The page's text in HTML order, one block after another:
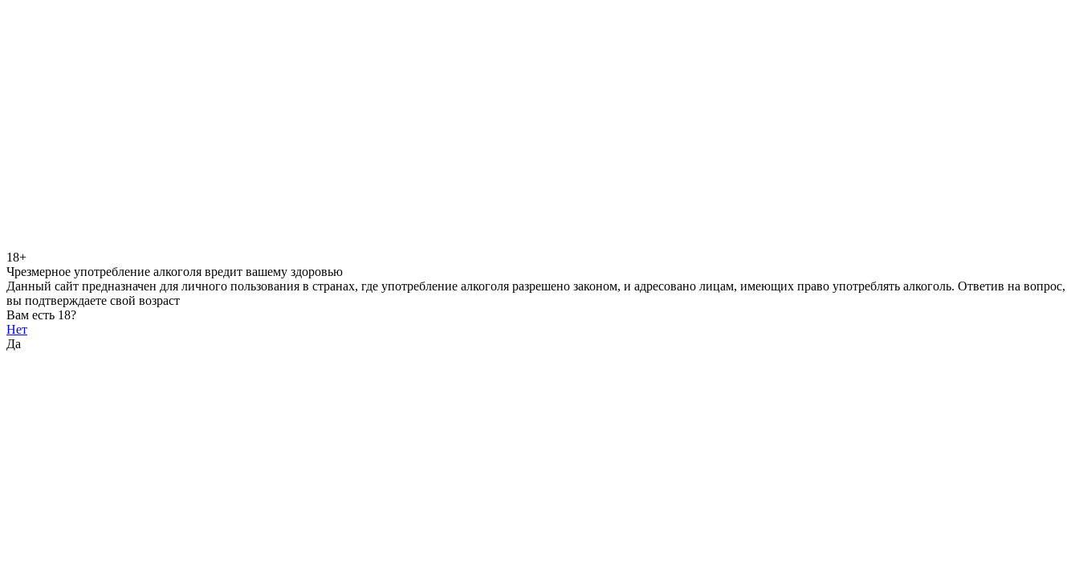
18+
Чрезмерное употребление алкоголя вредит вашему здоровью
Данный сайт предназначен для личного пользования в странах, где употребление алкоголя разрешено законом, и адресовано лицам, имеющих право употреблять алкоголь. Ответив на вопрос,
вы подтверждаете свой возраст
Вам есть 18?
Нет
Да